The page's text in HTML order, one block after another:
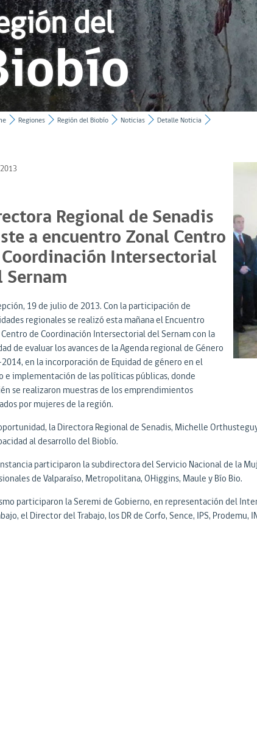
del
Regiones Región del Biobío Noticias Detalle Noticia
Regional de Senadis
a encuentro Zonal Centro
Intersectorial
Sernam
19 de julio de 2013. Con la participación de
regionales se realizó esta mañana el Encuentro
de Coordinación Intersectorial del Sernam con la
de evaluar los avances de la Agenda regional de Género
en la incorporación de Equidad de género en el
e implementación de las políticas públicas, donde
se realizaron muestras de los emprendimientos
por mujeres de la región.
la Directora Regional de Senadis, Michelle
al desarrollo del Biobío.
participaron la subdirectora del Servicio Nacional de la
de Valparaíso, Metropolitana, OHiggins, Maule y Bío Bio.
participaron la Seremi de Gobierno, en representación del
el Director del Trabajo, los DR de Corfo, Sence, IPS, Prodemu,